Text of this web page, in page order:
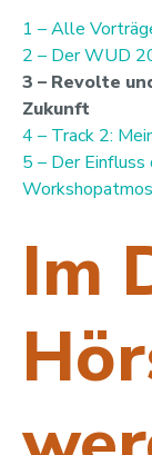
1 – Alle
2 – Der WUD
3 – Revolte
Zukunft
4 – Track 2:
5 – Der Einfluss
Im